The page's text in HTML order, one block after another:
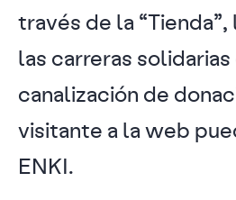
través de la
las carreras
canalización de
visitante a la web
ENKI.